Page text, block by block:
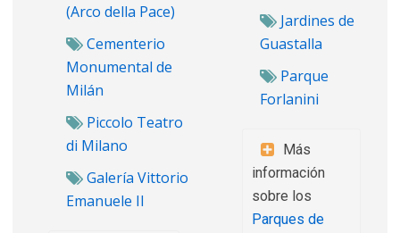
(Arco della Pace)
Cementerio
Monumental de
Milán
Piccolo Teatro
di Milano
Galería Vittorio
Emanuele II
Jardines de
Guastalla
Parque
Forlanini
Más
información
sobre los
Parques de